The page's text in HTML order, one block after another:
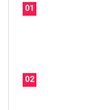
01
02